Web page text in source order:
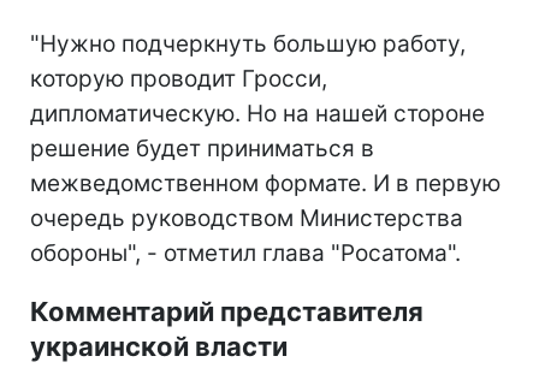
"Нужно подчеркнуть большую работу,
которую проводит Гросси,
дипломатическую. Но на нашей стороне
решение будет приниматься в
межведомственном формате. И в первую
очередь руководством Министерства
обороны", - отметил глава "Росатома".
Комментарий представителя
украинской власти